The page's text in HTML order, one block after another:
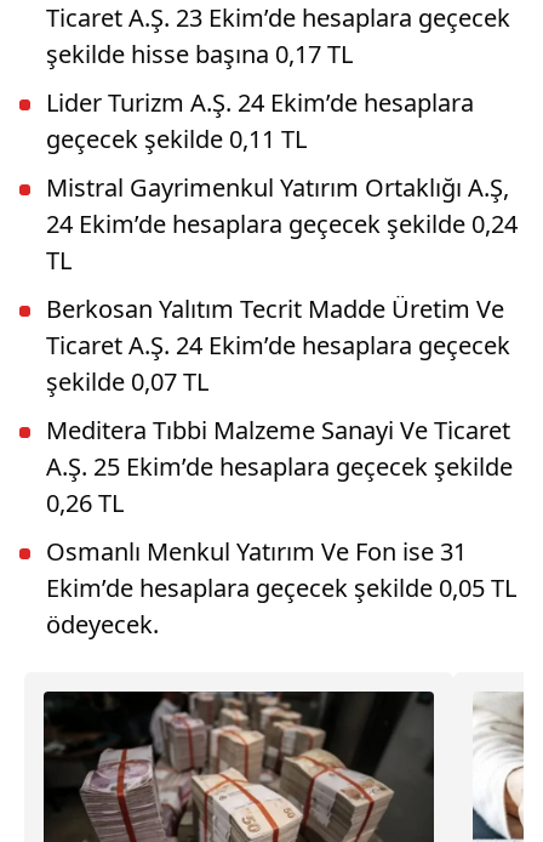
Ticaret A.Ş. 23 Ekim’de hesaplara geçecek
şekilde hisse başına 0,17 TL
Lider Turizm A.Ş. 24 Ekim’de hesaplara
geçecek şekilde 0,11 TL
Mistral Gayrimenkul Yatırım Ortaklığı A.Ş,
24 Ekim’de hesaplara geçecek şekilde 0,24
TL
Berkosan Yalıtım Tecrit Madde Üretim Ve
Ticaret A.Ş. 24 Ekim’de hesaplara geçecek
şekilde 0,07 TL
Meditera Tıbbi Malzeme Sanayi Ve Ticaret
A.Ş. 25 Ekim’de hesaplara geçecek şekilde
0,26 TL
Osmanlı Menkul Yatırım Ve Fon ise 31
Ekim’de hesaplara geçecek şekilde 0,05 TL
ödeyecek.